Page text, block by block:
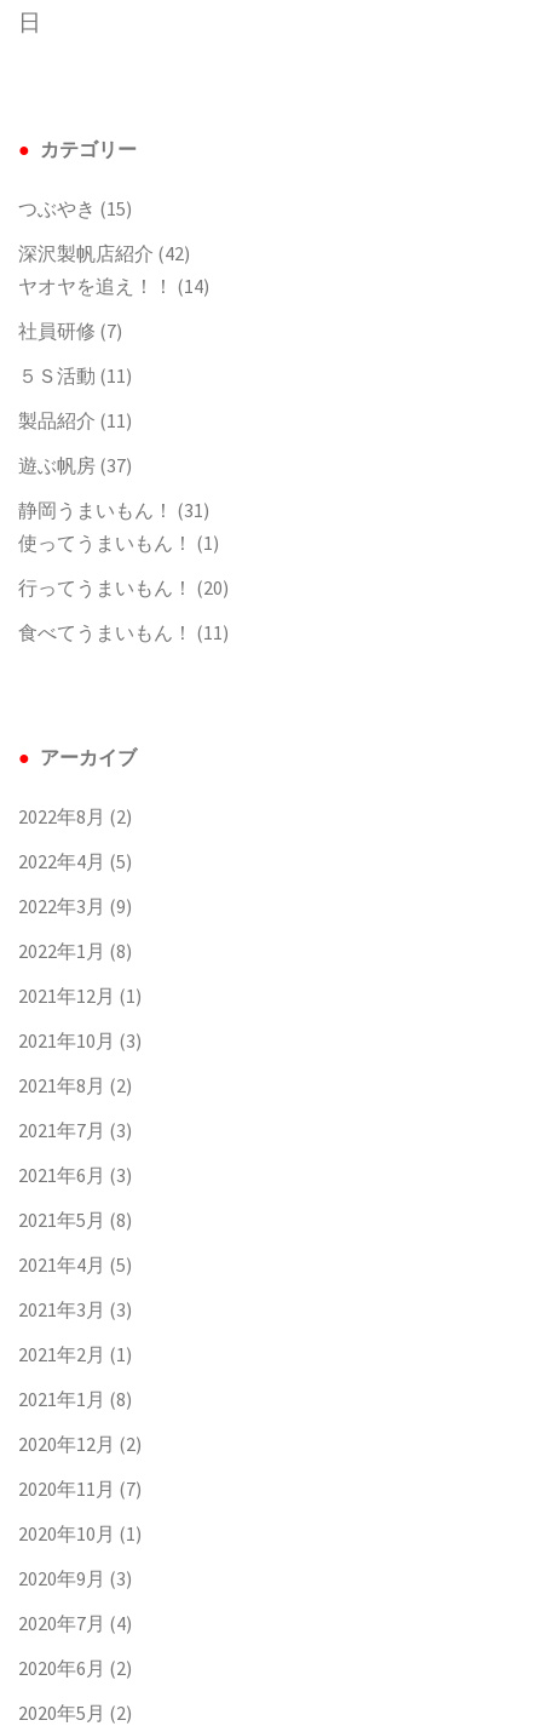
日
カテゴリー
つぶやき (15)
深沢製帆店紹介 (42)
ヤオヤを追え！！ (14)
社員研修 (7)
５Ｓ活動 (11)
製品紹介 (11)
遊ぶ帆房 (37)
静岡うまいもん！ (31)
使ってうまいもん！ (1)
行ってうまいもん！ (20)
食べてうまいもん！ (11)
アーカイブ
2022年8月 (2)
2022年4月 (5)
2022年3月 (9)
2022年1月 (8)
2021年12月 (1)
2021年10月 (3)
2021年8月 (2)
2021年7月 (3)
2021年6月 (3)
2021年5月 (8)
2021年4月 (5)
2021年3月 (3)
2021年2月 (1)
2021年1月 (8)
2020年12月 (2)
2020年11月 (7)
2020年10月 (1)
2020年9月 (3)
2020年7月 (4)
2020年6月 (2)
2020年5月 (2)